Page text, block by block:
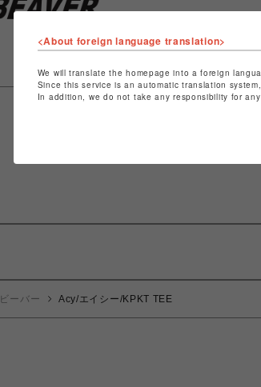
ショップお問
ビーバー Acy/エイシー/KPKT TEE
<About foreign language translation>
We will translate the homepage into a foreign
Since this service is an automatic translation
In addition, we do not take any responsibility for